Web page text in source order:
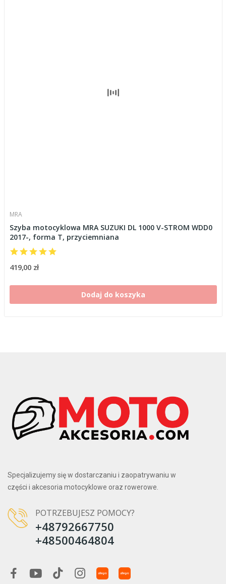
MRA
Szyba motocyklowa MRA SUZUKI DL 1000 V-STROM WDD0
2017-, forma T, przyciemniana
419,00 zł
Dodaj do koszyka
Specjalizujemy się w dostarczaniu i zaopatrywaniu w
części i akcesoria motocyklowe oraz rowerowe.
POTRZEBUJESZ POMOCY?
+48792667750
+48500464804